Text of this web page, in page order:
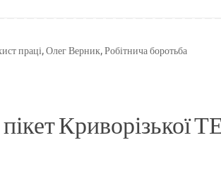
праці,Олег Верник,Робітнича боротьба
пікет